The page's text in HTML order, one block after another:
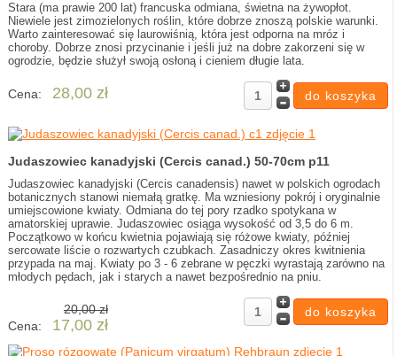
Stara (ma prawie 200 lat) francuska odmiana, świetna na żywopłot.
Niewiele jest zimozielonych roślin, które dobrze znoszą polskie warunki.
Warto zainteresować się laurowiśnią, która jest odporna na mróz i
choroby. Dobrze znosi przycinanie i jeśli już na dobre zakorzeni się w
ogrodzie, będzie służył swoją osłoną i cieniem długie lata.
Cena: 28,00 zł
Judaszowiec kanadyjski (Cercis canad.) 50-70cm p11
Judaszowiec kanadyjski (Cercis canadensis) nawet w polskich ogrodach
botanicznych stanowi niemałą gratkę. Ma wzniesiony pokrój i oryginalnie
umiejscowione kwiaty. Odmiana do tej pory rzadko spotykana w
amatorskiej uprawie. Judaszowiec osiąga wysokość od 3,5 do 6 m.
Początkowo w końcu kwietnia pojawiają się różowe kwiaty, później
sercowate liście o rozwartych czubkach. Zasadniczy okres kwitnienia
przypada na maj. Kwiaty po 3 - 6 zebrane w pęczki wyrastają zarówno na
młodych pędach, jak i starych a nawet bezpośrednio na pniu.
20,00 zł
Cena:
17,00 zł